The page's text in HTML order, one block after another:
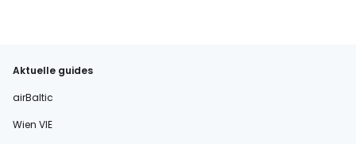
Aktuelle guides
airBaltic
Wien VIE